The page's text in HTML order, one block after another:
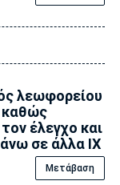
λεωφορείου
καθώς
έλεγχο και
σε άλλα ΙΧ
Μετάβαση